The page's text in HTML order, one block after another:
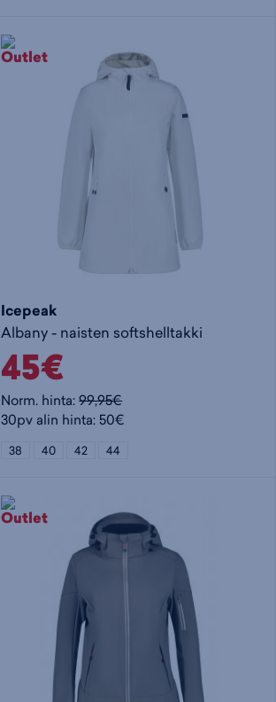
Icepeak
Albany - naisten softshelltakki
45€
Norm. hinta:99,95€
30pv alin hinta: 50€
38 40 42 44